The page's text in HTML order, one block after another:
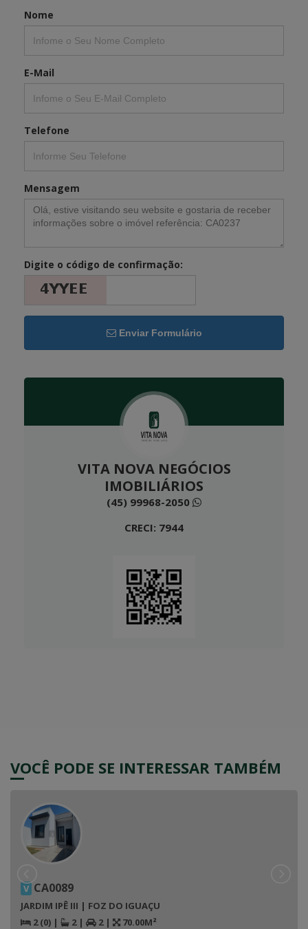
Nome
E-Mail
Telefone
Mensagem
Digite o código de confirmação:
Enviar Formulário
VITA NOVA NEGÓCIOS
IMOBILIÁRIOS
(45) 99968-2050
CRECI: 7944
VOCÊ PODE SE INTERESSAR TAMBÉM
V CA0089
JARDIM IPÊ III | FOZ DO IGUAÇU
2 (0) | 2 | 2 |
70.00M²